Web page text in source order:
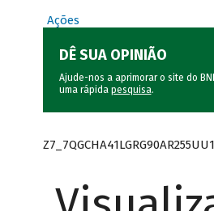
Ações
DÊ SUA OPINIÃO
Ajude-nos a aprimorar o site do
uma rápida pesquisa.